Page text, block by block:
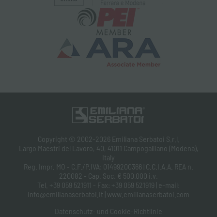
Copyright © 2002-2026 Emiliana Serbatoi S.r.l.
Largo Maestri del Lavoro, 40, 41011 Campogalliano (Modena),
Italy
Reg. Impr. MO - C.F./P.IVA: 01499200366 | C.C.I.A.A. REA n.
220082 - Cap. Soc. € 500.000 i.v.
Tel. +39 059 521911 - Fax: +39 059 521919 | e-mail:
info@emilianaserbatoi.it | www.emilianaserbatoi.com
Datenschutz- und Cookie-Richtlinie